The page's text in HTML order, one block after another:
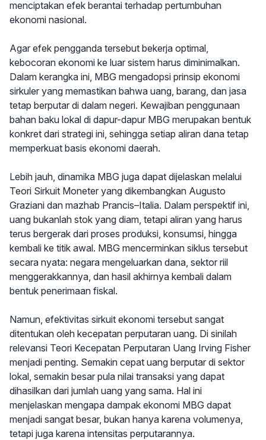
menciptakan efek berantai terhadap pertumbuhan
ekonomi nasional.
Agar efek pengganda tersebut bekerja optimal,
kebocoran ekonomi ke luar sistem harus diminimalkan.
Dalam kerangka ini, MBG mengadopsi prinsip ekonomi
sirkuler yang memastikan bahwa uang, barang, dan jasa
tetap berputar di dalam negeri. Kewajiban penggunaan
bahan baku lokal di dapur-dapur MBG merupakan bentuk
konkret dari strategi ini, sehingga setiap aliran dana tetap
memperkuat basis ekonomi daerah.
Lebih jauh, dinamika MBG juga dapat dijelaskan melalui
Teori Sirkuit Moneter yang dikembangkan Augusto
Graziani dan mazhab Prancis–Italia. Dalam perspektif ini,
uang bukanlah stok yang diam, tetapi aliran yang harus
terus bergerak dari proses produksi, konsumsi, hingga
kembali ke titik awal. MBG mencerminkan siklus tersebut
secara nyata: negara mengeluarkan dana, sektor riil
menggerakkannya, dan hasil akhirnya kembali dalam
bentuk penerimaan fiskal.
Namun, efektivitas sirkuit ekonomi tersebut sangat
ditentukan oleh kecepatan perputaran uang. Di sinilah
relevansi Teori Kecepatan Perputaran Uang Irving Fisher
menjadi penting. Semakin cepat uang berputar di sektor
lokal, semakin besar pula nilai transaksi yang dapat
dihasilkan dari jumlah uang yang sama. Hal ini
menjelaskan mengapa dampak ekonomi MBG dapat
menjadi sangat besar, bukan hanya karena volumenya,
tetapi juga karena intensitas perputarannya.